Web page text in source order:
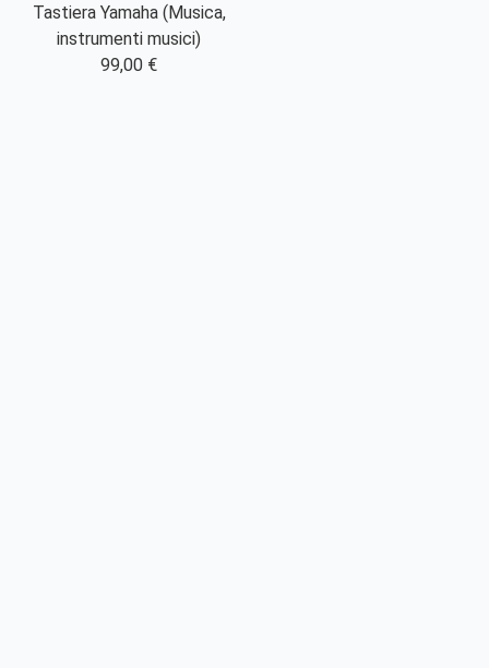
Tastiera Yamaha (Musica,
instrumenti musici)
99,00 €